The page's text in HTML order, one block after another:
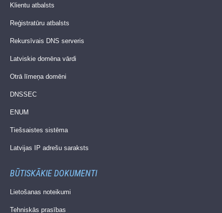
Klientu atbalsts
Reģistratūru atbalsts
Rekursīvais DNS serveris
Latviskie domēna vārdi
Otrā līmeņa domēni
DNSSEC
ENUM
Tiešsaistes sistēma
Latvijas IP adrešu saraksts
BŪTISKĀKIE DOKUMENTI
Lietošanas noteikumi
Tehniskās prasības